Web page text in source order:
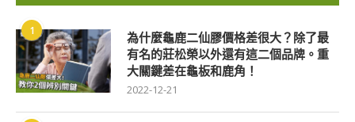
1
為什麼龜鹿二仙膠價格差很大？除了最
有名的莊松榮以外還有這二個品牌。重
大關鍵差在龜板和鹿角！
2022-12-21